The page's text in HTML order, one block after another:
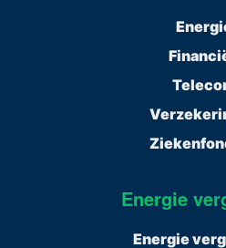
Energie
Energie